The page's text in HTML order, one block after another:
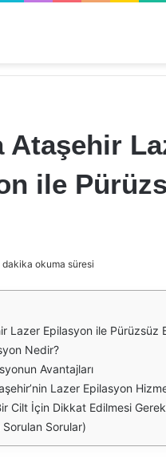
Ataşehir
ile
dakika okuma süresi
Lazer Epilasyon ile Pürüzsüz
Nedir?
Avantajları
Lazer Epilasyon
Cilt İçin Dikkat Edilmesi
Sorulan Sorular)